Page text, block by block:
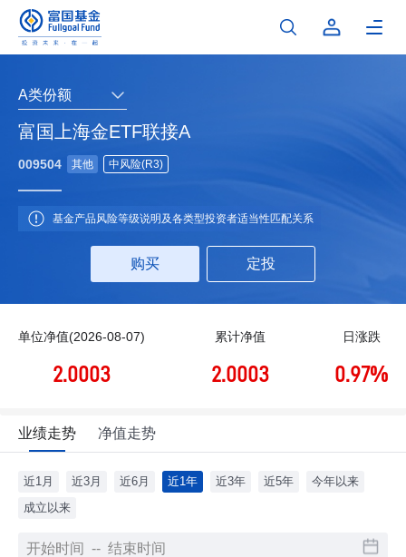
富国上海金ETF联接A
A类份额
009504 其他 中风险(R3)
基金产品风险等级说明及各类型投资者适当性匹配关系
购买 定投
单位净值(2026-08-07)
2.0003
累计净值
2.0003
日涨跌
0.97%
业绩走势 净值走势
近1月 近3月 近6月 近1年 近3年 近5年
今年以来
成立以来